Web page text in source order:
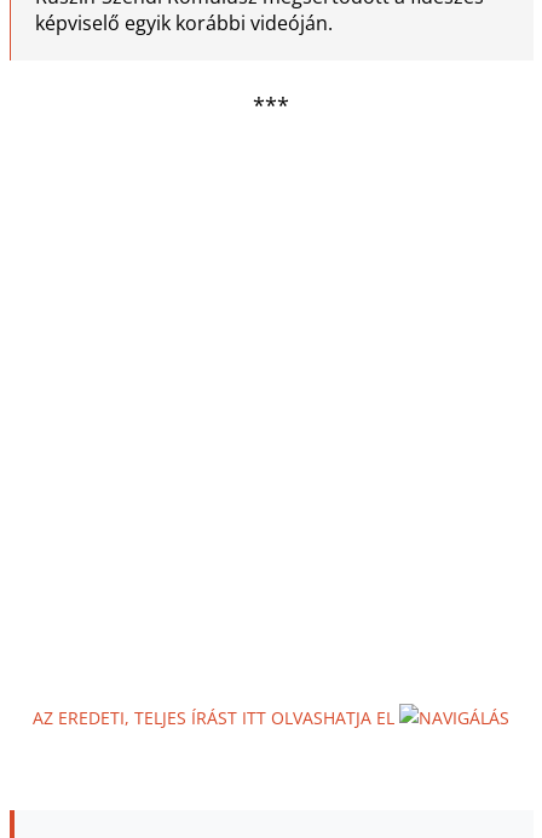
képviselő egyik korábbi videóján.
***
AZ EREDETI, TELJES ÍRÁST ITT OLVASHATJA EL